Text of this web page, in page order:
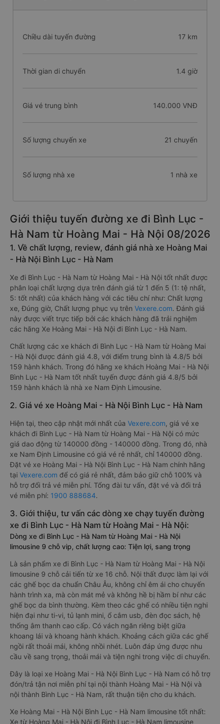
Chiều dài tuyến đường 17 km
Thời gian di chuyển 1.4 giờ
Giá vé trung bình 140.000 VNĐ
Số lượng chuyến xe 21 chuyến
Số lượng nhà xe 1 nhà xe
Giới thiệu tuyến đường xe đi Bình Lục -
Hà Nam từ Hoàng Mai - Hà Nội 08/2026
1. Về chất lượng, review, đánh giá nhà xe Hoàng Mai
- Hà Nội Bình Lục - Hà Nam
Xe đi Bình Lục - Hà Nam từ Hoàng Mai - Hà Nội tốt nhất được
phân loại chất lượng dựa trên đánh giá từ 1 đến 5 (1: tệ nhất,
5: tốt nhất) của khách hàng với các tiêu chí như: Chất lượng
xe, Đúng giờ, Chất lượng phục vụ trên Vexere.com. Đánh giá
này được viết trực tiếp bởi các khách hàng đã trải nghiệm
các hãng Xe Hoàng Mai - Hà Nội đi Bình Lục - Hà Nam.
Chất lượng các xe khách đi Bình Lục - Hà Nam từ Hoàng Mai
- Hà Nội được đánh giá 4.8, với điểm trung bình là 4.8/5 bởi
159 hành khách. Trong đó hãng xe khách Hoàng Mai - Hà Nội
Bình Lục - Hà Nam tốt nhất tuyến được đánh giá 4.8/5 bởi
159 hành khách là nhà xe Nam Định Limousine.
2. Giá vé xe Hoàng Mai - Hà Nội Bình Lục - Hà Nam
Hiện tại, theo cập nhật mới nhất của Vexere.com, giá vé xe
khách đi Bình Lục - Hà Nam từ Hoàng Mai - Hà Nội có mức
giá dao động từ 140000 đồng - 140000 đồng. Trong đó, nhà
xe Nam Định Limousine có giá vé rẻ nhất, chỉ 140000 đồng.
Đặt vé xe Hoàng Mai - Hà Nội Bình Lục - Hà Nam chính hãng
tại Vexere.com để có giá rẻ nhất, đảm bảo giữ chỗ 100% và
hỗ trợ đổi trả vé miễn phí. Tổng đài tư vấn, đặt vé và đổi trả
vé miễn phí: 1900 888684.
3. Giới thiệu, tư vấn các dòng xe chạy tuyến đường
xe đi Bình Lục - Hà Nam từ Hoàng Mai - Hà Nội:
Dòng xe đi Bình Lục - Hà Nam từ Hoàng Mai - Hà Nội
limousine 9 chỗ vip, chất lượng cao: Tiện lợi, sang trọng
Là sản phẩm xe đi Bình Lục - Hà Nam từ Hoàng Mai - Hà Nội
limousine 9 chỗ cải tiến từ xe 16 chỗ. Nội thất được làm lại với
các ghế bọc da chuẩn Châu Âu, không chỉ êm ái cho chuyến
hành trình xa, mà còn mát mẻ và không hề bị hầm bí như các
ghế bọc da bình thường. Kèm theo các ghế có nhiều tiện nghi
hiện đại như ti-vi, tủ lạnh mini, ổ cắm usb, đèn đọc sách, hệ
thống âm thanh cao cấp. Có vách ngăn riêng biệt giữa
khoang lái và khoang hành khách. Khoảng cách giữa các ghế
ngồi rất thoải mái, không nhồi nhét. Luôn đáp ứng được nhu
cầu về sang trọng, thoải mái và tiện nghi trong việc di chuyển.
Đây là loại xe Hoàng Mai - Hà Nội Bình Lục - Hà Nam có hỗ trợ
đón/trả tận nơi miễn phí tại nội thành Hoàng Mai - Hà Nội và
nội thành Bình Lục - Hà Nam, rất thuận tiện cho du khách.
Xe Hoàng Mai - Hà Nội Bình Lục - Hà Nam limousine tốt nhất:
Xe từ Hoàng Mai - Hà Nội đi Bình Lục - Hà Nam limousine